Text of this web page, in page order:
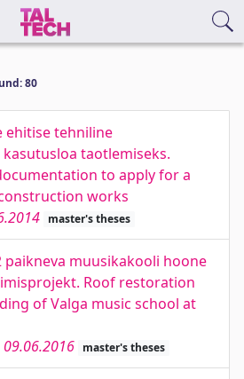
80
ehitise tehniline
taotlemiseks.
to apply for a
works
master's theses
paikneva muusikakooli hoone
Roof restoration
of Valga music school at
09.06.2016 master's theses